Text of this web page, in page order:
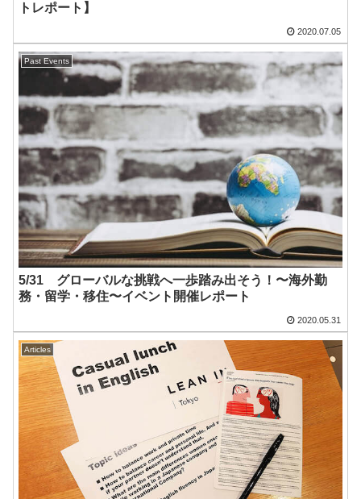
トレポート】
2020.07.05
Past Events
5/31 グローバルな挑戦へ一歩踏み出そう！〜海外勤
務・留学・移住〜イベント開催レポート
2020.05.31
Articles